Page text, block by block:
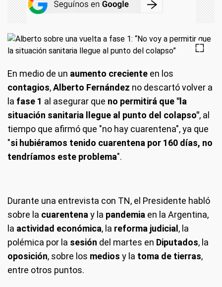
En medio de un aumento creciente en los
contagios,Alberto Fernández no descartó volver a
la fase 1 al asegurar que no permitirá que "la
situación sanitaria llegue al punto del colapso", al
tiempo que afirmó que "no hay cuarentena", ya que
"si hubiéramos tenido cuarentena por 160 días, no
tendríamos este problema".
Durante una entrevista con TN, el Presidente habló
sobre la cuarentena y la pandemia en la Argentina,
la actividad económica, la reforma judicial , la
polémica por la sesión del martes en Diputados, la
oposición, sobre los medios y la toma de tierras,
entre otros puntos.